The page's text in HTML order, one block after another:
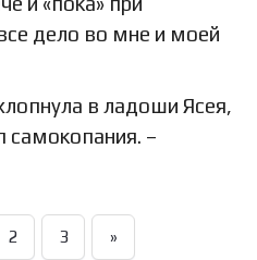
дело во мне и моей
в ладоши Ясея,
самокопания. –
2 3 »